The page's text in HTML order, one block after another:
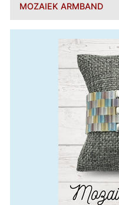
MOZAIEK ARMBAND